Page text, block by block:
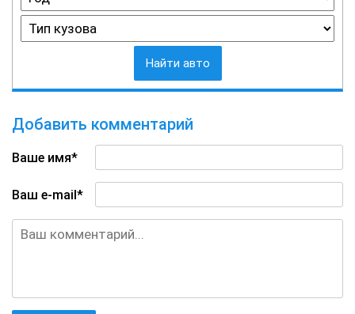
Найти авто
Добавить комментарий
Ваше имя*
Ваш e-mail*